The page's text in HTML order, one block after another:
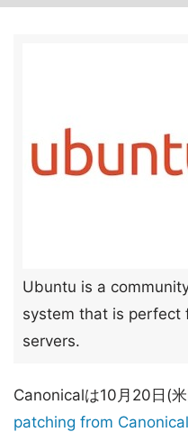
Ubuntu is a
system that is perfect
servers.
Canonicalは10月20日(米
patching from